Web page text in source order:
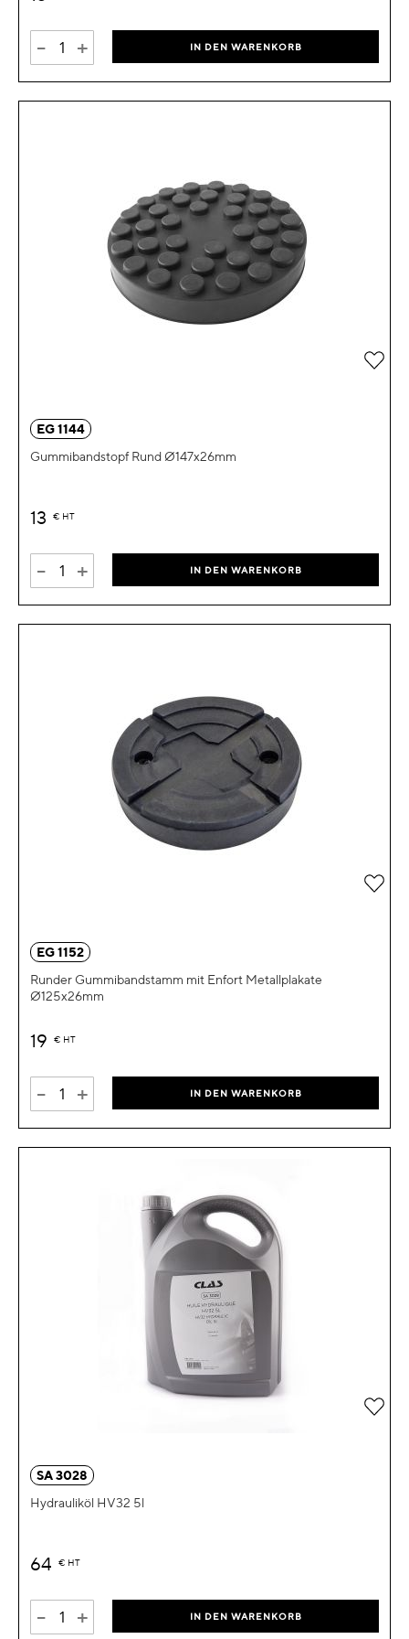
- + IN DEN WARENKORB
EG 1144
Gummibandstopf Rund Ø147x26mm
13 € HT
- + IN DEN WARENKORB
Zur
EG 1152
Runder Gummibandstamm mit Enfort Metallplakate
Ø125x26mm
19 € HT
- + IN DEN WARENKORB
Zur
SA 3028
Hydrauliköl HV32 5l
64 € HT
- + IN DEN WARENKORB
Zur